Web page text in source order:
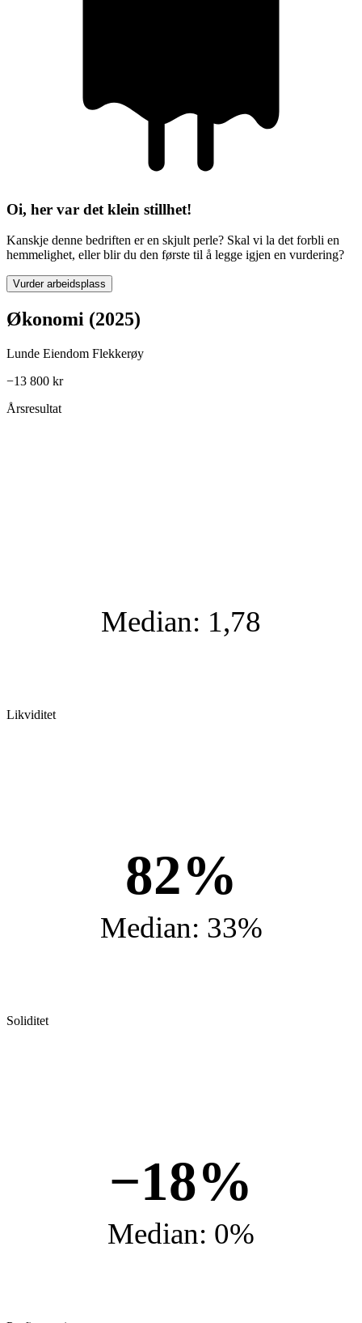
Oi, her var det klein stillhet!
Kanskje denne bedriften er en skjult perle? Skal vi la det forbli en
hemmelighet, eller blir du den første til å legge igjen en vurdering?
Vurder arbeidsplass
Økonomi (2025)
Lunde Eiendom Flekkerøy
−13 800 kr
Årsresultat
Median: 1,78
Likviditet
82%
Median: 33%
Soliditet
−18%
Median: 0%